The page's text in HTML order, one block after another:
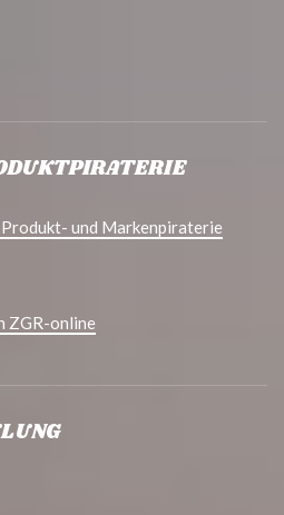
und Markenpiraterie
ZGR-online